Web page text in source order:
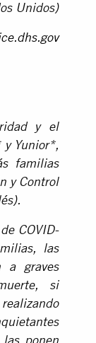
Unidos)
y el
Yunior*,
familias
y Control
COVID-
las
a graves
si